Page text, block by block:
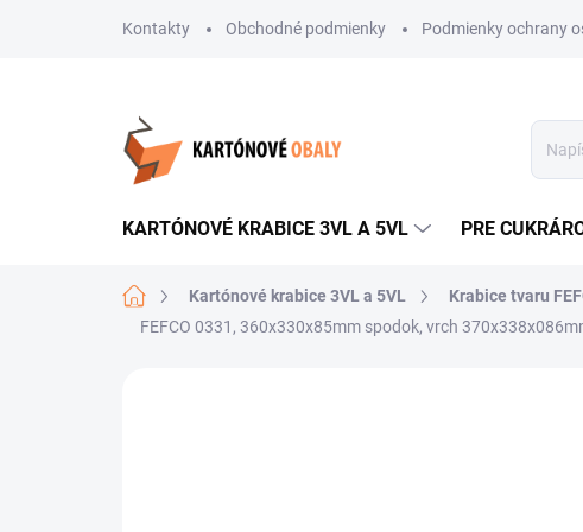
Kontakty Obchodné podmienky Podmienky ochrany
KARTÓNOVÉ KRABICE 3VL A 5VL PRE
DomovKartónové krabice 3VL a 5VL Krabice tvaru
FEFCO 0331, 360x330x85mm spodok, vrch